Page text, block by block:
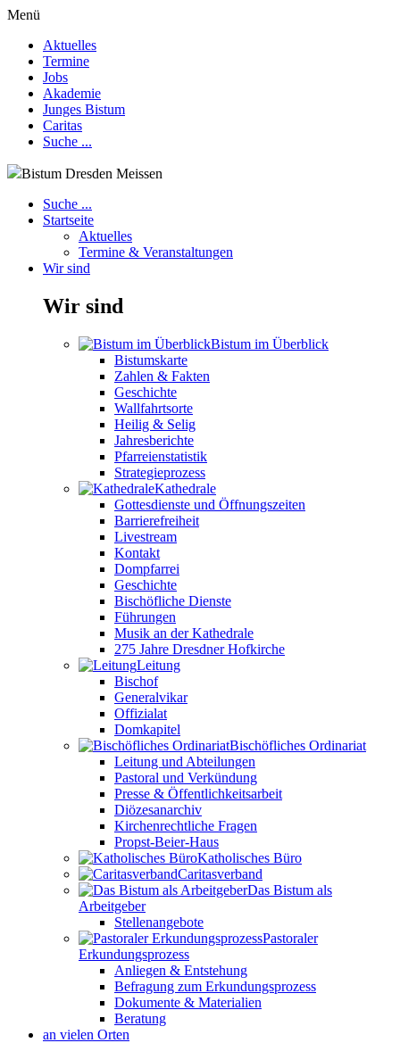
Menü
Aktuelles
Termine
Jobs
Akademie
Junges Bistum
Caritas
Suche ...
Bistum Dresden Meissen
Suche ...
Startseite
Aktuelles
Termine & Veranstaltungen
Wir sind
Wir sind
Bistum im Überblick
Bistumskarte
Zahlen & Fakten
Geschichte
Wallfahrtsorte
Heilig & Selig
Jahresberichte
Pfarreienstatistik
Strategieprozess
Kathedrale
Gottesdienste und Öffnungszeiten
Barrierefreiheit
Livestream
Kontakt
Dompfarrei
Geschichte
Bischöfliche Dienste
Führungen
Musik an der Kathedrale
275 Jahre Dresdner Hofkirche
Leitung
Bischof
Generalvikar
Offizialat
Domkapitel
Bischöfliches Ordinariat
Leitung und Abteilungen
Pastoral und Verkündung
Presse & Öffentlichkeitsarbeit
Diözesanarchiv
Kirchenrechtliche Fragen
Propst-Beier-Haus
Katholisches Büro
Caritasverband
Das Bistum als
Arbeitgeber
Stellenangebote
Pastoraler
Erkundungsprozess
Anliegen & Entstehung
Befragung zum Erkundungsprozess
Dokumente & Materialien
Beratung
an vielen Orten